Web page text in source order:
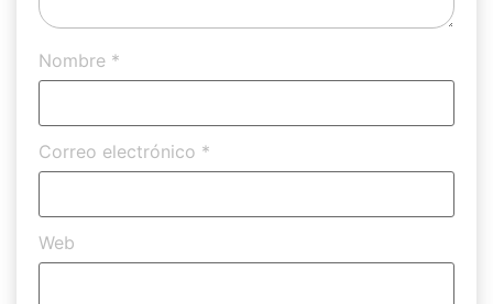
Nombre *
Correo electrónico *
Web